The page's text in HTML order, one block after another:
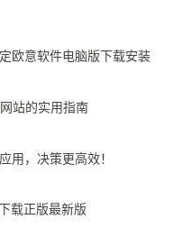
欧意软件电脑版下载安装
站的实用指南
用，决策更高效！
载正版最新版